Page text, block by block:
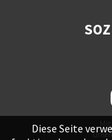
Mit
Diese Seite